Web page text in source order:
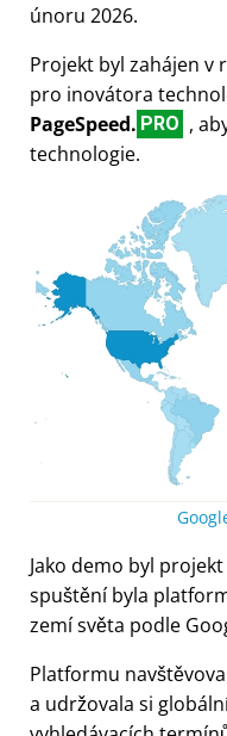
únoru 2026.
Projekt byl zahájen v
pro inovátora
PageSpeed. PRO ,
technologie.
Jako demo byl
spuštění byla
zemí světa podle
Platformu
a udržovala si